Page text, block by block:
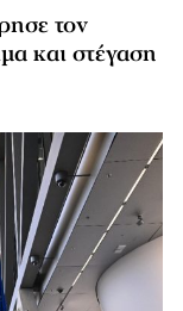
τον
και στέγαση